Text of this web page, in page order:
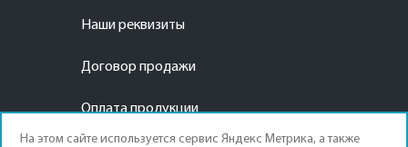
Наши реквизиты
Договор продажи
Оплата продукции
На этом сайте используется сервис Яндекс Метрика, а также